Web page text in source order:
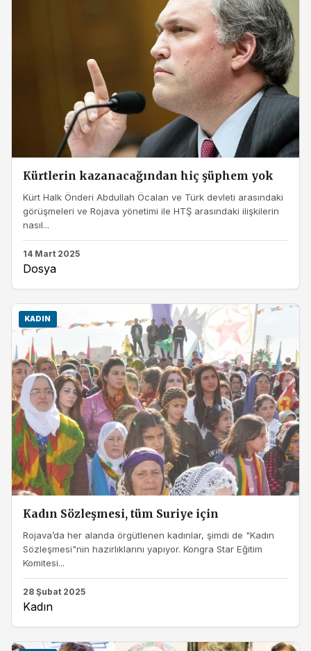
Kürtlerin kazanacağından hiç şüphem yok
Kürt Halk Önderi Abdullah Öcalan ve Türk devleti arasındaki
görüşmeleri ve Rojava yönetimi ile HTŞ arasındaki ilişkilerin
nasıl...
14 Mart 2025
Dosya
KADIN
Kadın Sözleşmesi, tüm Suriye için
Rojava’da her alanda örgütlenen kadınlar, şimdi de "Kadın
Sözleşmesi"nin hazırlıklarını yapıyor. Kongra Star Eğitim
Komitesi...
28 Şubat 2025
Kadın